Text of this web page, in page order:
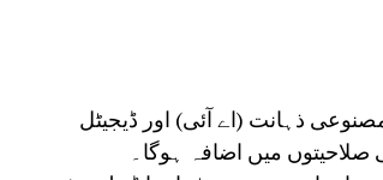
ذہانت (اے آئی) اور ڈیجیٹل
میں اضافہ ہوگا۔